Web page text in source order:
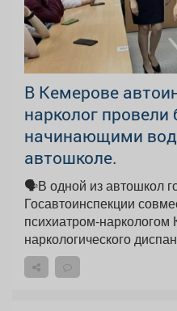
В Кемерове
нарколог провели
начинающими
автошколе.
🗣В одной из автошкол
Госавтоинспекции
психиатром-наркологом
наркологического